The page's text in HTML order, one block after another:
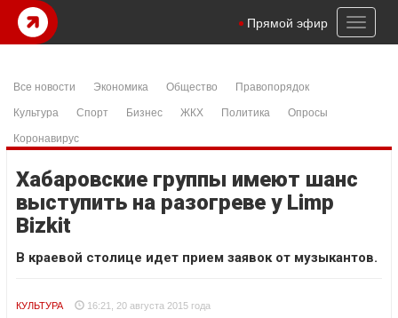
Toggle
Прямой эфир
Все новости Экономика Общество
Правопорядок
Культура
Спорт Бизнес ЖКХ Политика
Опросы
Коронавирус
Хабаровские группы имеют шанс
выступить на разогреве у Limp
Bizkit
В краевой столице идет прием заявок от музыкантов.
КУЛЬТУРА 16:21, 20 августа 2015 года